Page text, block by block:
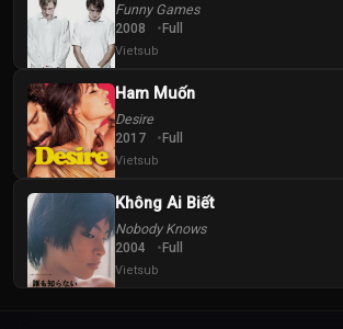
Funny Games
2008 Full
Vietsub
Ham Muốn
Desire
2017 Full
Vietsub
Không Ai Biết
Nobody Knows
2004 Full
Vietsub